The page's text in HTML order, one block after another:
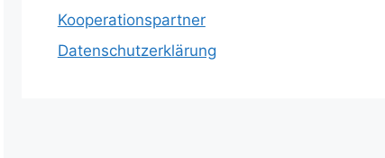
Kooperationspartner
Datenschutzerklärung